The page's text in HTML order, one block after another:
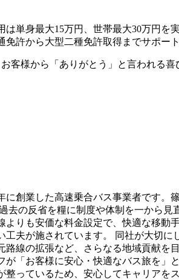
単身最大15万円、世帯最大30万円
許から大型二種免許取得までサポー
客様から「ありがとう」と言われる
創業した高速乗合バス事業者です
去の反省を糧に制度や体制を一から
りも安価な料金設定で、快適な移
夫が施されています。 同社が大切
線の拡張など、さらなる地域貢献
「お客様に安心・快適なバス旅を
っているため、安心してキャリアを